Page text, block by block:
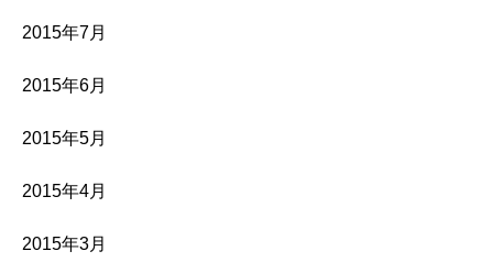
2015年7月
2015年6月
2015年5月
2015年4月
2015年3月